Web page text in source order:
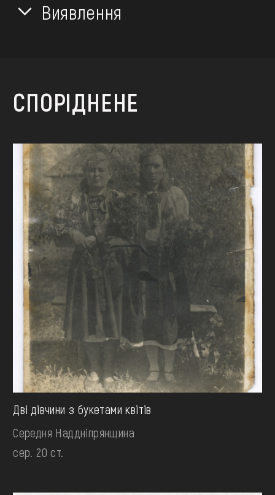
Виявлення
СПОРІДНЕНЕ
Дві дівчини з букетами квітів
Середня Наддніпрянщина
сер. 20 ст.